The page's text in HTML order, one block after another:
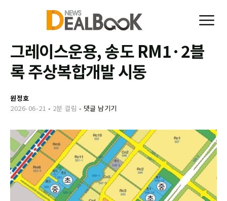
그레이스운용, 송도 RM1·2블
록 주상복합개발 시동
원정호
2026-06-21 - 2분 걸림 - 댓글 남기기